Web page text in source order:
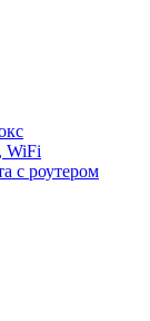
WiFi
с роутером